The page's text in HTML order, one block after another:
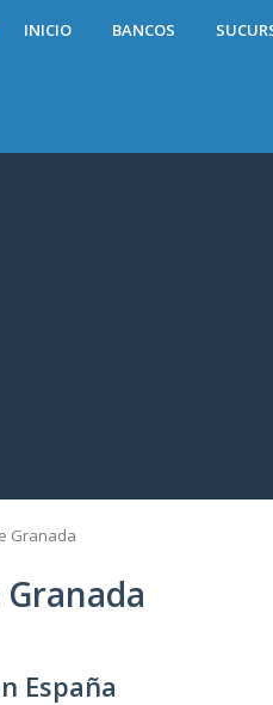
INICIO BANCOS
Granada
España